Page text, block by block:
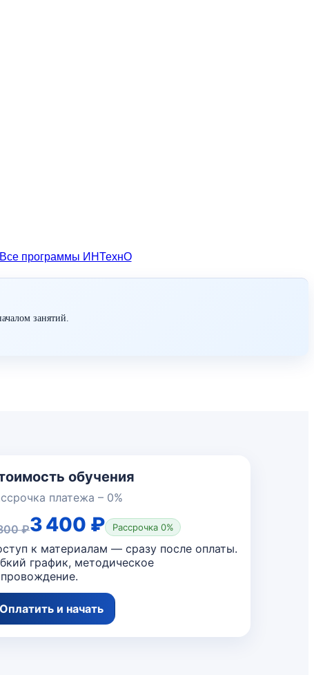
программы ИНТехнО
занятий.
обучения
платежа – 0%
₽3 400 ₽ Рассрочка 0%
к материалам — сразу после оплаты.
график, методическое
Оплатить и начать